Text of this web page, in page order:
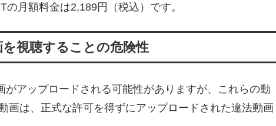
月額料金は2,189円（税込）です。
視聴することの危険性
アップロードされる可能性がありますが、これらの動
画は、正式な許可を得ずにアップロードされた違法動画